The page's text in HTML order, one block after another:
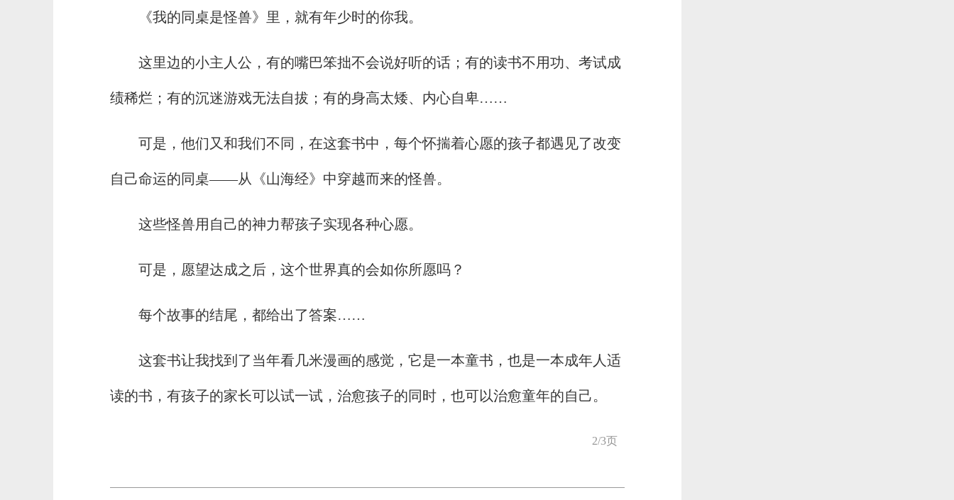
《我的同桌是怪兽》里，就有年少时的你我。
这里边的小主人公，有的嘴巴笨拙不会说好听的话；有的读书不用功、考试成
绩稀烂；有的沉迷游戏无法自拔；有的身高太矮、内心自卑……
可是，他们又和我们不同，在这套书中，每个怀揣着心愿的孩子都遇见了改变
自己命运的同桌——从《山海经》中穿越而来的怪兽。
这些怪兽用自己的神力帮孩子实现各种心愿。
可是，愿望达成之后，这个世界真的会如你所愿吗？
每个故事的结尾，都给出了答案……
这套书让我找到了当年看几米漫画的感觉，它是一本童书，也是一本成年人适
读的书，有孩子的家长可以试一试，治愈孩子的同时，也可以治愈童年的自己。
2/3页